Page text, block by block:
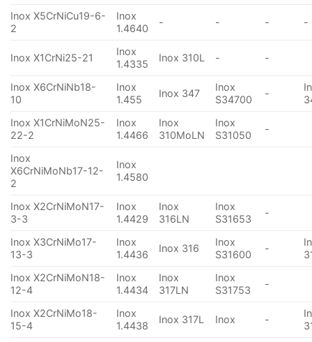
Inox X5CrNiCu19-6-
2
Inox
1.4640
- - - -
Inox X1CrNi25-21
Inox
1.4335
Inox 310L - -
Inox X6CrNiNb18-
10
Inox
1.455
Inox 347
Inox
S34700
-
Inox X1CrNiMoN25-
22-2
Inox
1.4466
Inox
310MoLN
Inox
S31050
-
Inox
X6CrNiMoNb17-12-
2
Inox
1.4580
Inox X2CrNiMoN17-
3-3
Inox
1.4429
Inox
316LN
Inox
S31653
-
Inox X3CrNiMo17-
13-3
Inox
1.4436
Inox 316
Inox
S31600
-
Inox X2CrNiMoN18-
12-4
Inox
1.4434
Inox
317LN
Inox
S31753
-
Inox X2CrNiMo18-
15-4
Inox
1.4438
Inox 317L Inox -